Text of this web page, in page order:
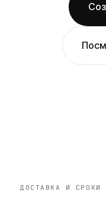
ДОСТАВКА И СРОКИ